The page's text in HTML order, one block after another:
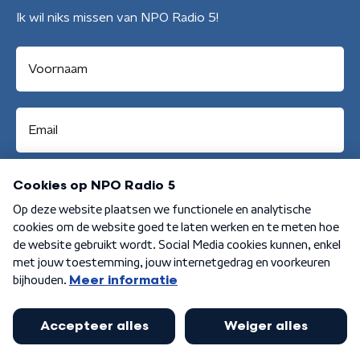
Ik wil niks missen van NPO Radio 5!
Aanmelden
Algemene voorwaarden Privacybeleid